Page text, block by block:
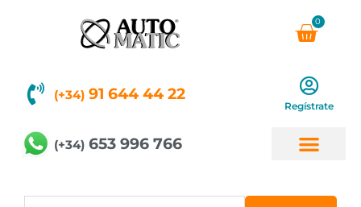
0
(+34) 91 644 44 22
Regístrate
(+34) 653 996 766